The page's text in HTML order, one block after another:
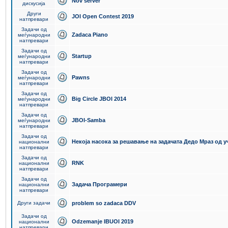
дискусија
Други
натпревари
JOI Open Contest 2019
Задачи од
меѓународни
натпревари
Zadaca Piano
Задачи од
меѓународни
натпревари
Startup
Задачи од
меѓународни
натпревари
Pawns
Задачи од
меѓународни
натпревари
Big Circle JBOI 2014
Задачи од
меѓународни
натпревари
JBOI-Samba
Задачи од
национални
натпревари
Некоја насока за решавање на задачата Дедо Мраз од
Задачи од
национални
натпревари
RNK
Задачи од
национални
натпревари
Задача Програмери
Други задачи problem so zadaca DDV
Задачи од
национални
Odzemanje IBUOI 2019